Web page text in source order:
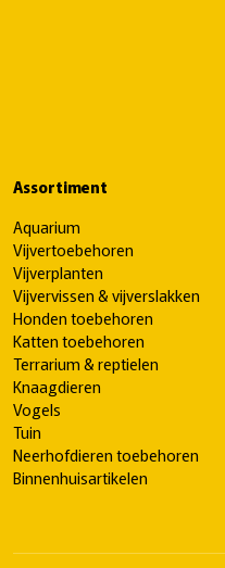
Assortiment
Aquarium
Vijvertoebehoren
Vijverplanten
Vijvervissen & vijverslakken
Honden toebehoren
Katten toebehoren
Terrarium & reptielen
Knaagdieren
Vogels
Tuin
Neerhofdieren toebehoren
Binnenhuisartikelen